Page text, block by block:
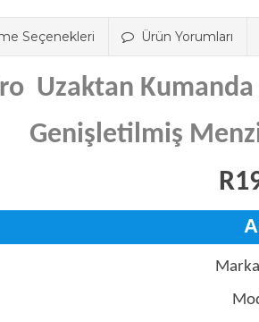
Seçenekleri Ürün Yorumları
Uzaktan
Genişletilmiş